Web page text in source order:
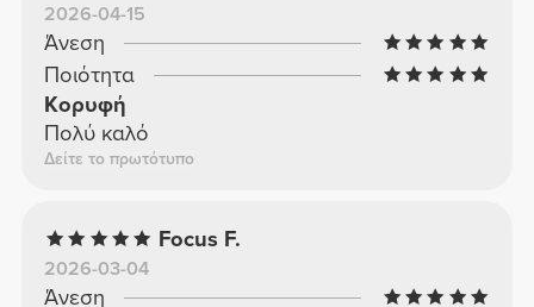
2026-04-15
Άνεση
Ποιότητα
Κορυφή
Πολύ καλό
Δείτε το πρωτότυπο
Focus F.
2026-03-04
Άνεση